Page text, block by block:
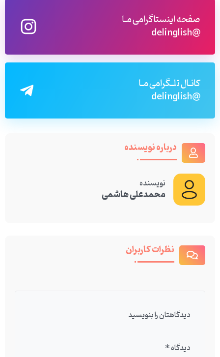
صفحه اینستاگرامی مـا
@delinglish
کانـال تلـگرامی مـا
@delinglish
درباره نویسنده
نویسنده
محمدعلی هاشمی
نظرات کاربران
دیدگاهتان را بنویسید
دیدگاه*